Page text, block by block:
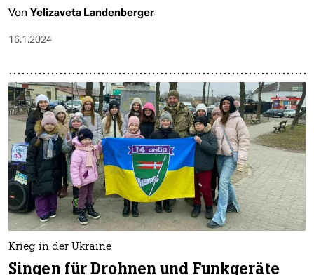
Von Yelizaveta Landenberger
16.1.2024
Krieg in der Ukraine
Singen für Drohnen und Funkgeräte